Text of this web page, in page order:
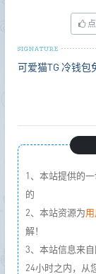
可爱猫TG 冷钱包
1、本站提供的
的
2、本站资源为
解！
3、本站信息来
24小时之内，从